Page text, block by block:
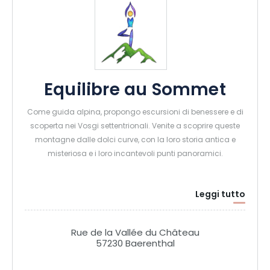
Equilibre au Sommet
Come guida alpina, propongo escursioni di benessere e di
scoperta nei Vosgi settentrionali. Venite a scoprire queste
montagne dalle dolci curve, con la loro storia antica e
misteriosa e i loro incantevoli punti panoramici.
Leggi tutto
Rue de la Vallée du Château
57230 Baerenthal